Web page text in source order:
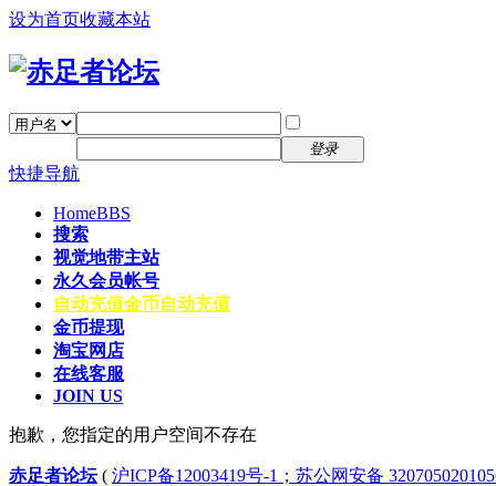
设为首页收藏本站
登录
快捷导航
HomeBBS
搜索
视觉地带主站
永久会员帐号
自动充值金币自动充值
金币提现
淘宝网店
在线客服
JOIN US
抱歉，您指定的用户空间不存在
赤足者论坛( 沪ICP备12003419号-1；苏公网安备